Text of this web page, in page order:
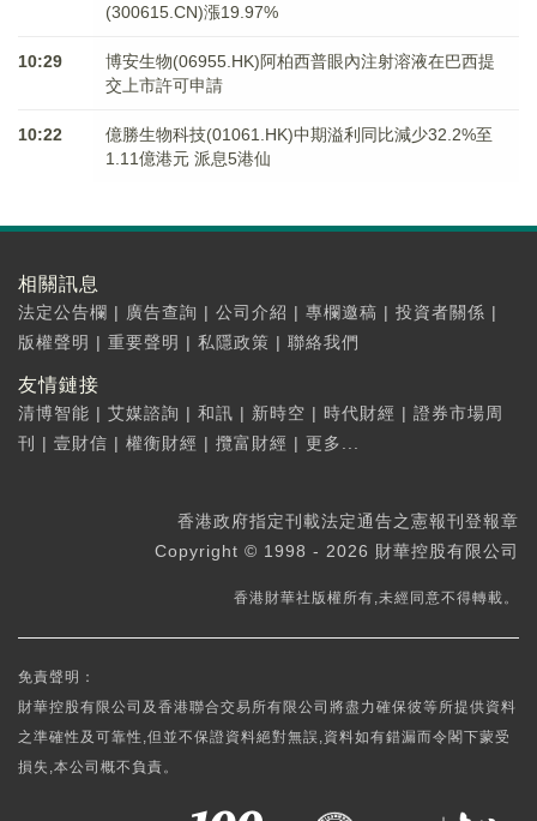
(300615.CN)漲19.97%
10:29
博安生物(06955.HK)阿柏西普眼內注射溶液在巴西提
交上市許可申請
10:22
億勝生物科技(01061.HK)中期溢利同比減少32.2%至
1.11億港元 派息5港仙
相關訊息
法定公告欄 | 廣告查詢 | 公司介紹 | 專欄邀稿 | 投資者關係 |
版權聲明 | 重要聲明 | 私隱政策 | 聯絡我們
友情鏈接
清博智能 | 艾媒諮詢 | 和訊 | 新時空 | 時代財經 | 證券市場周
刊
| 壹財信 | 權衡財經 | 攬富財經 | 更多...
香港政府指定刊載法定通告之憲報刊登報章
Copyright © 1998 - 2026 財華控股有限公司
香港財華社版權所有,未經同意不得轉載。
免責聲明：
財華控股有限公司及香港聯合交易所有限公司將盡力確保彼等所提供資料
之準確性及可靠性,但並不保證資料絕對無誤,資料如有錯漏而令閣下蒙受
損失,本公司概不負責。